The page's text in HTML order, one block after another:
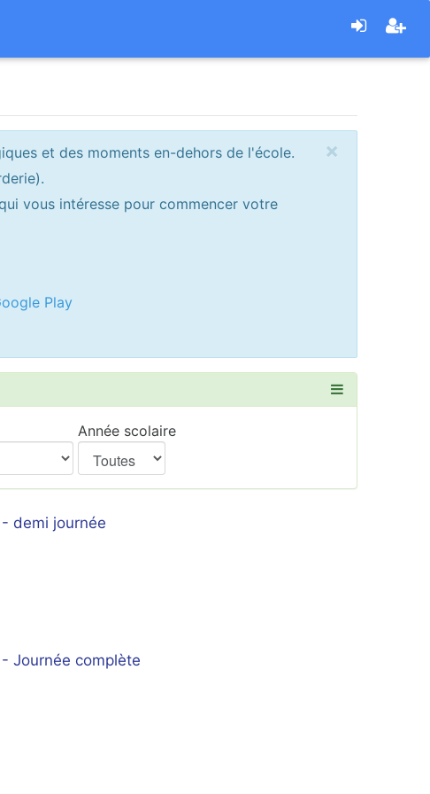
×
et des moments en-dehors de l'école.
vous intéresse pour commencer votre
Play
Année scolaire
demi journée
Journée complète